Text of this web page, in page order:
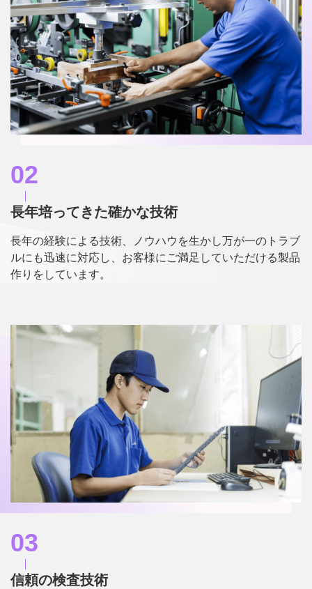
02
長年培ってきた確かな技術
長年の経験による技術、ノウハウを生かし万が一のトラブ
ルにも迅速に対応し、お客様にご満足していただける製品
作りをしています。
03
信頼の検査技術